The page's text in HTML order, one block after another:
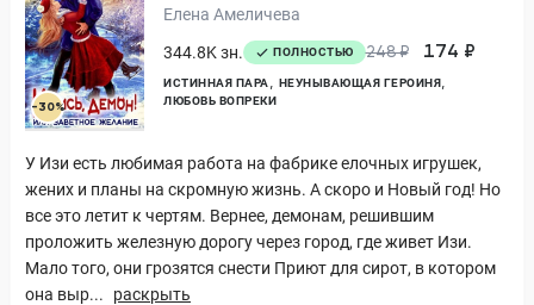
-30%
Елена Амеличева
344.8K зн.
ПОЛНОСТЬЮ 248 ₽ 174 ₽
ИСТИННАЯ ПАРА
НЕУНЫВАЮЩАЯ ГЕРОИНЯ
ЛЮБОВЬ ВОПРЕКИ
У Изи есть любимая работа на фабрике елочных игрушек,
жених и планы на скромную жизнь. А скоро и Новый год! Но
все это летит к чертям. Вернее, демонам, решившим
проложить железную дорогу через город, где живет Изи.
Мало того, они грозятся снести Приют для сирот, в котором
она выр...
раскрыть